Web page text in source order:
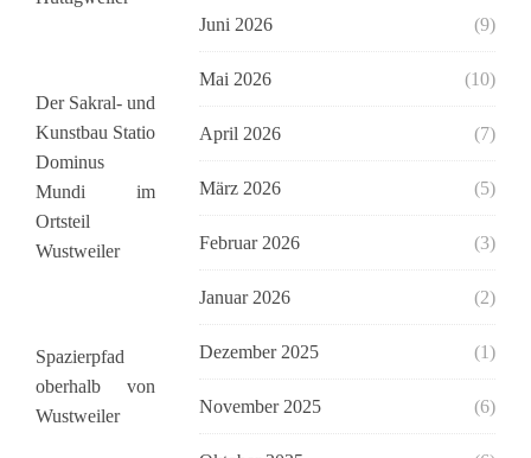
Der Sakral- und
Kunstbau Statio
Dominus
Mundi im
Ortsteil
Wustweiler
Spazierpfad
oberhalb von
Wustweiler
Juni 2026 (9)
Mai 2026 (10)
April 2026 (7)
März 2026 (5)
Februar 2026 (3)
Januar 2026 (2)
Dezember 2025 (1)
November 2025 (6)